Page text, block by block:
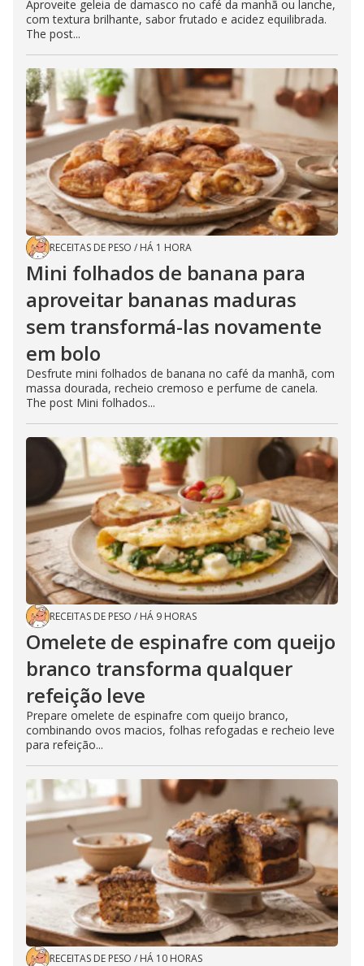
Aproveite geleia de damasco no café da manhã ou lanche,
com textura brilhante, sabor frutado e acidez equilibrada.
The post...
RECEITAS DE PESO / HÁ 1 HORA
Mini folhados de banana para
aproveitar bananas maduras
sem transformá-las novamente
em bolo
Desfrute mini folhados de banana no café da manhã, com
massa dourada, recheio cremoso e perfume de canela.
The post Mini folhados...
RECEITAS DE PESO / HÁ 9 HORAS
Omelete de espinafre com queijo
branco transforma qualquer
refeição leve
Prepare omelete de espinafre com queijo branco,
combinando ovos macios, folhas refogadas e recheio leve
para refeição...
RECEITAS DE PESO / HÁ 10 HORAS